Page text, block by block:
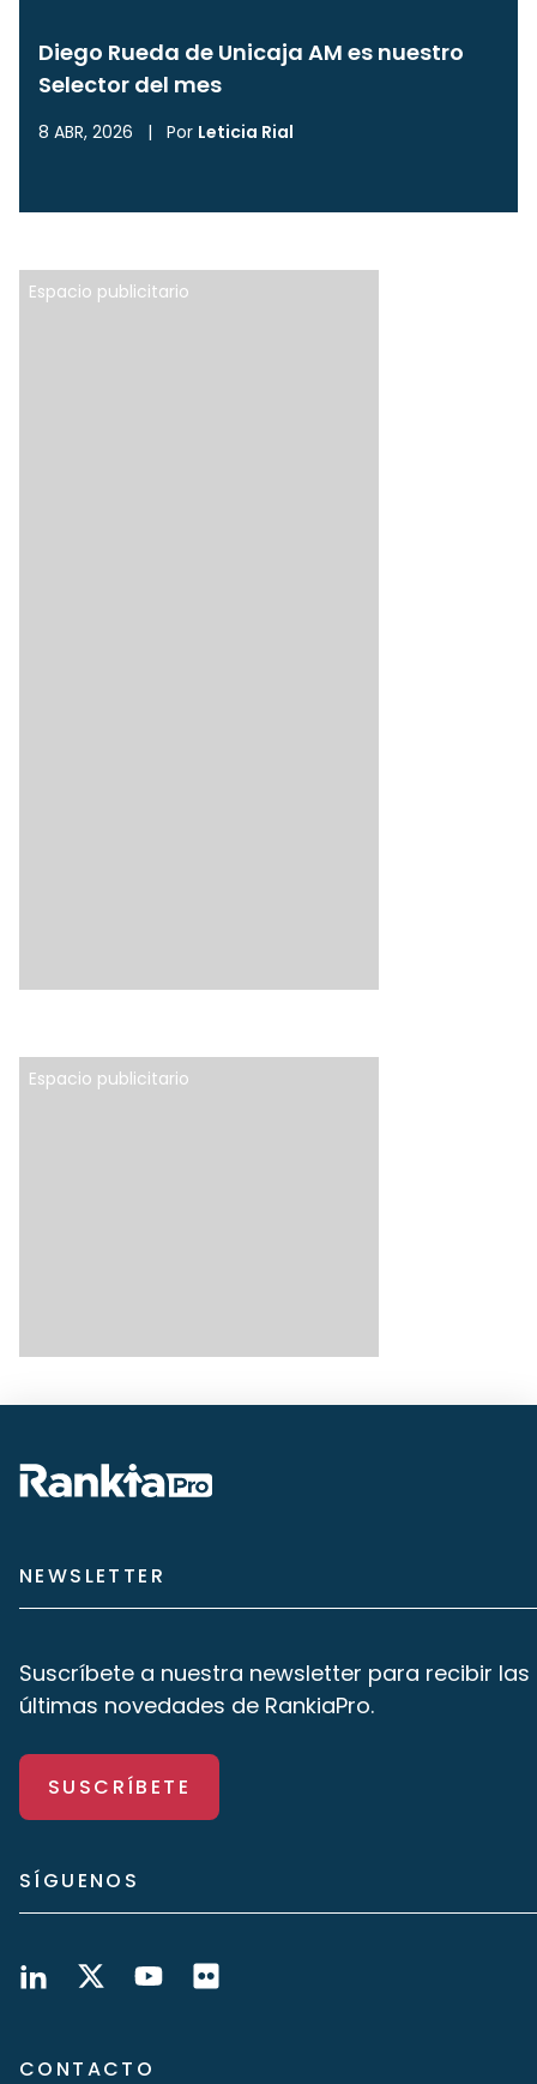
Diego Rueda de Unicaja AM es nuestro
Selector del mes
8 ABR, 2026 | Por Leticia Rial
Espacio publicitario
Espacio publicitario
NEWSLETTER
Suscríbete a nuestra newsletter para recibir las
últimas novedades de RankiaPro.
SUSCRÍBETE
SÍGUENOS
CONTACTO